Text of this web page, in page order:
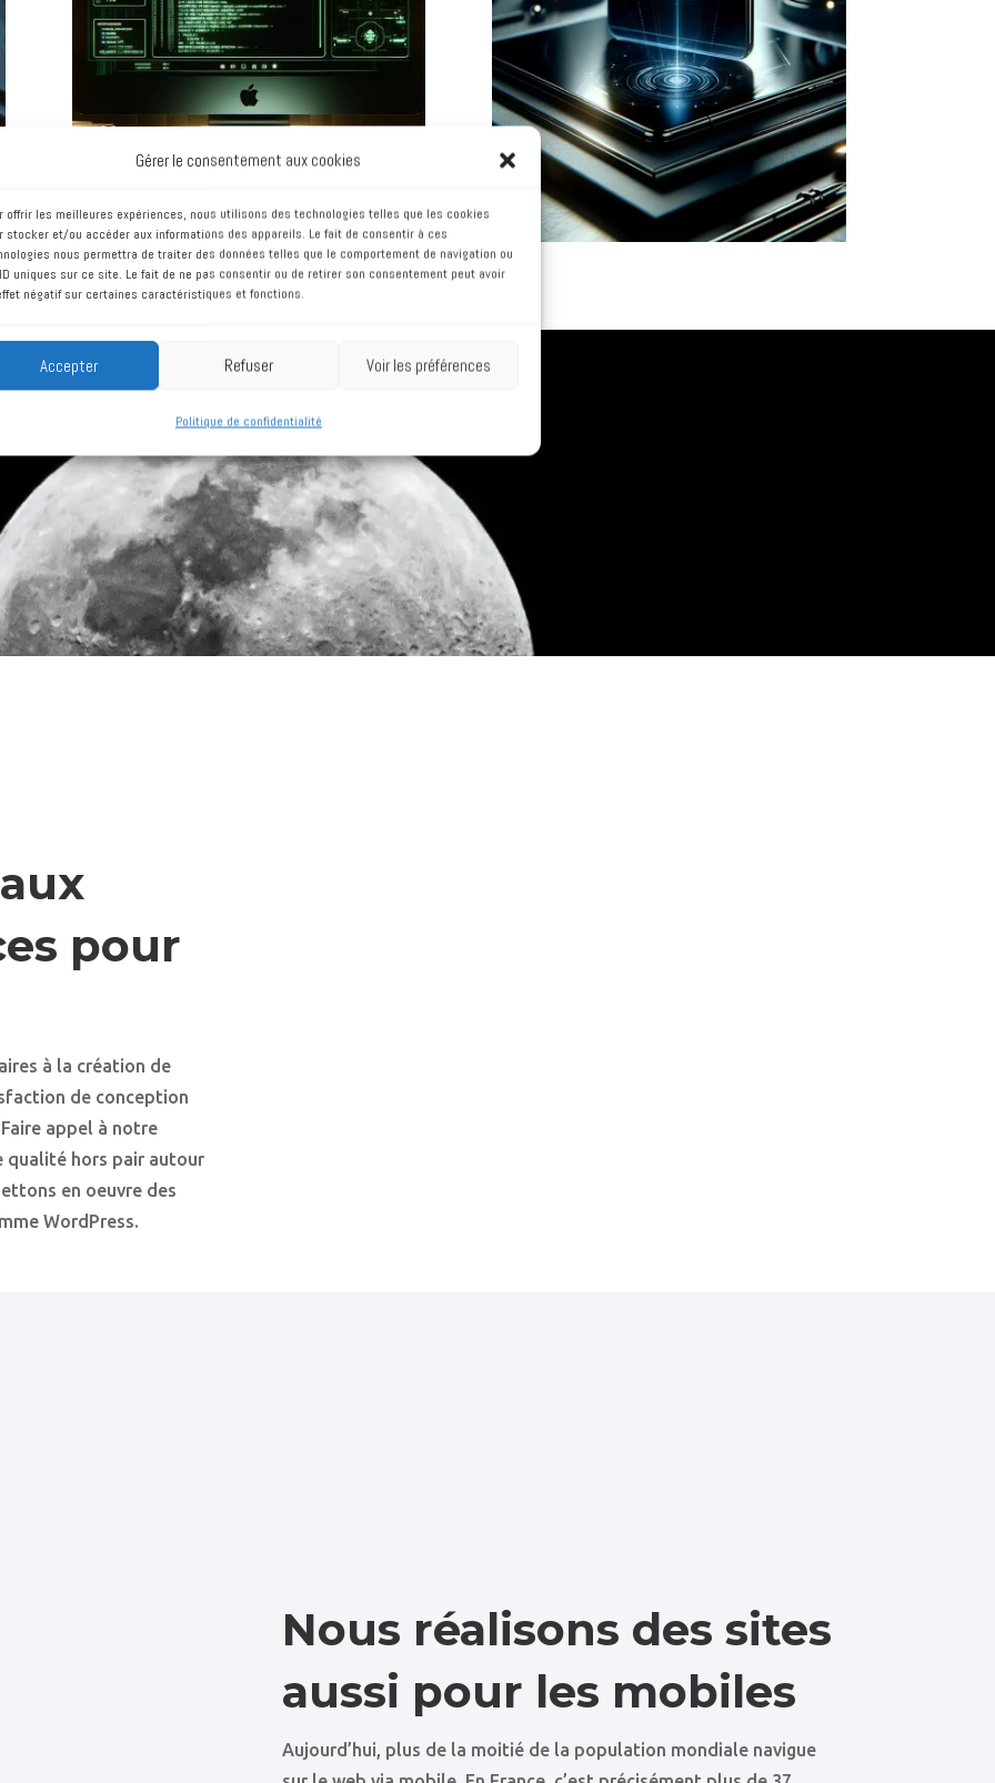
Gérer le consentement aux cookies
offrir les meilleures expériences, nous utilisons des technologies telles que les cookies
stocker et/ou accéder aux informations des appareils. Le fait de consentir à ces
nous permettra de traiter des données telles que le comportement de navigation ou
uniques sur ce site. Le fait de ne pas consentir ou de retirer son consentement peut avoir
négatif sur certaines caractéristiques et fonctions.
Accepter Refuser Voir les préférences
Politique de confidentialité
souffrir d'une attaque et d'une
dégradation de vos services en
ligne. Faites appel à des
spécialistes de la cybersécurité
capable de répondre à de
nombreux besoins. Encore faut-il
la maîtriser. Nous vous
apportons toutes nos
compétences pour en faire un
allier.
pour
à la création de
de conception
appel à notre
qualité hors pair autour
en oeuvre des
WordPress.
Nous réalisons des sites
aussi pour les mobiles
Aujourd’hui, plus de la moitié de la population mondiale navigue